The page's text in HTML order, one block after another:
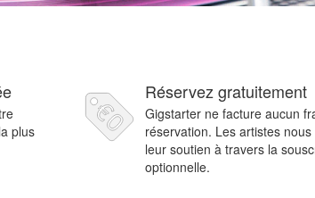
plus
Réservez gratuitement
Gigstarter ne facture aucun
réservation. Les artistes
leur soutien à travers la
optionnelle.